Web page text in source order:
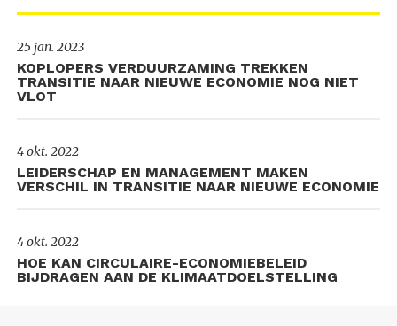
25 jan. 2023
KOPLOPERS VERDUURZAMING TREKKEN
TRANSITIE NAAR NIEUWE ECONOMIE NOG NIET
VLOT
4 okt. 2022
LEIDERSCHAP EN MANAGEMENT MAKEN
VERSCHIL IN TRANSITIE NAAR NIEUWE ECONOMIE
4 okt. 2022
HOE KAN CIRCULAIRE-ECONOMIEBELEID
BIJDRAGEN AAN DE KLIMAATDOELSTELLING